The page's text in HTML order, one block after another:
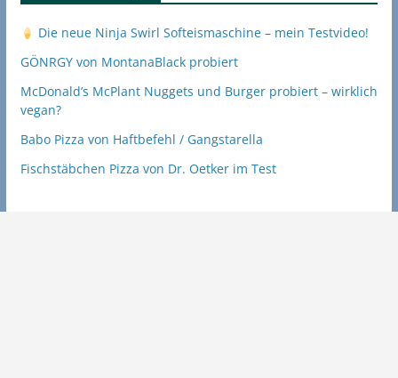
Die neue Ninja Swirl Softeismaschine – mein Testvideo!
GÖNRGY von MontanaBlack probiert
McDonald’s McPlant Nuggets und Burger probiert – wirklich
vegan?
Babo Pizza von Haftbefehl / Gangstarella
Fischstäbchen Pizza von Dr. Oetker im Test